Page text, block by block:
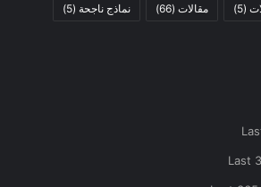
(5) مقالات (66) نماذج ناجحة (5)
Last